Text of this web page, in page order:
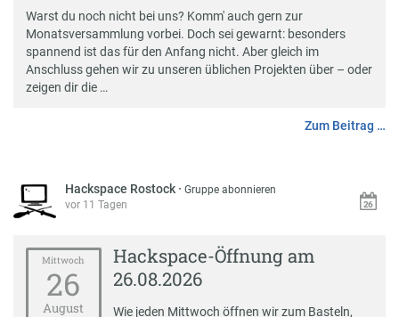
Warst du noch nicht bei uns? Komm' auch gern zur
Monatsversammlung vorbei. Doch sei gewarnt: besonders
spannend ist das für den Anfang nicht. Aber gleich im
Anschluss gehen wir zu unseren üblichen Projekten über – oder
zeigen dir die …
Zum Beitrag …
Hackspace Rostock ·Gruppe abonnieren
vor 11 Tagen
Mittwoch
26
August
Hackspace-Öffnung am
26.08.2026
Wie jeden Mittwoch öffnen wir zum Basteln,